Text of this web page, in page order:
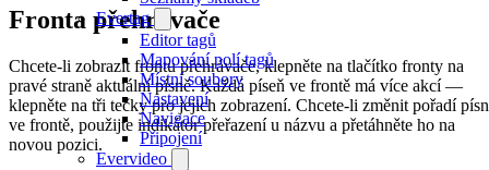
Evertag
Editor tagů
Mapování polí tagů
Místní soubory
Nastavení
Navigace
Připojení
Evervideo
Fronta přehrávače
Chcete-li zobrazit frontu přehrávače, klepněte na tlačítko fronty na
pravé straně aktuální písně. Každá píseň ve frontě má více akcí —
klepněte na tři tečky pro jejich zobrazení. Chcete-li změnit pořadí
ve frontě, použijte indikátor přeřazení u názvu a přetáhněte ho na
novou pozici.